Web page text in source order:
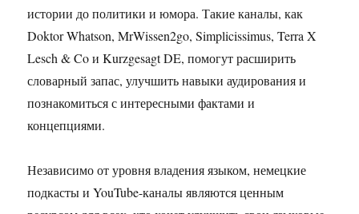
истории до политики и юмора. Такие каналы, как
Doktor Whatson, MrWissen2go, Simplicissimus, Terra X
Lesch & Co и Kurzgesagt DE, помогут расширить
словарный запас, улучшить навыки аудирования и
познакомиться с интересными фактами и
концепциями.
Независимо от уровня владения языком, немецкие
подкасты и YouTube-каналы являются ценным